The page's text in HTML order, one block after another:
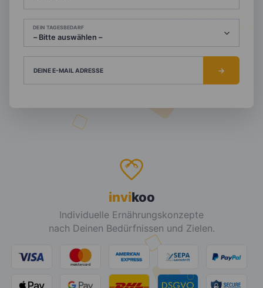
DEIN TAGESBEDARF
DEINE E-MAIL ADRESSE
invikoo
Individuelle Ernährungskonzepte
nach Deinen Bedürfnissen und Zielen.